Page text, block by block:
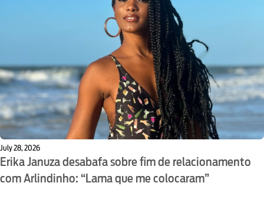
July 28, 2026
Erika Januza desabafa sobre fim de relacionamento
com Arlindinho: “Lama que me colocaram”